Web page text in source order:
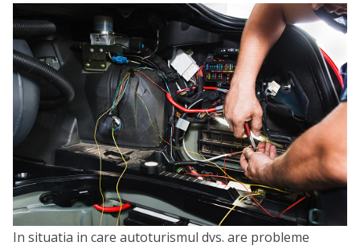
In situatia in care autoturismul dvs. are probleme